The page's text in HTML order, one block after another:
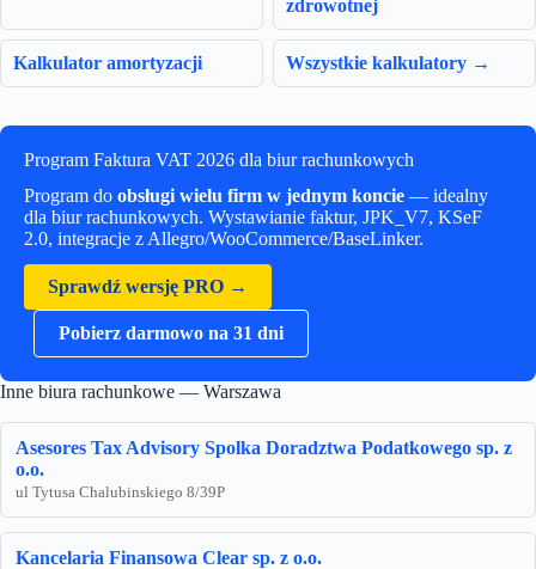
zdrowotnej
Kalkulator amortyzacji Wszystkie kalkulatory →
Program Faktura VAT 2026 dla biur rachunkowych
Program do obsługi wielu firm w jednym koncie — idealny
dla biur rachunkowych. Wystawianie faktur, JPK_V7, KSeF
2.0, integracje z Allegro/WooCommerce/BaseLinker.
Sprawdź wersję PRO →
Pobierz darmowo na 31 dni
Inne biura rachunkowe — Warszawa
Asesores Tax Advisory Spolka Doradztwa Podatkowego sp. z
o.o.
ul Tytusa Chalubinskiego 8/39P
Kancelaria Finansowa Clear sp. z o.o.